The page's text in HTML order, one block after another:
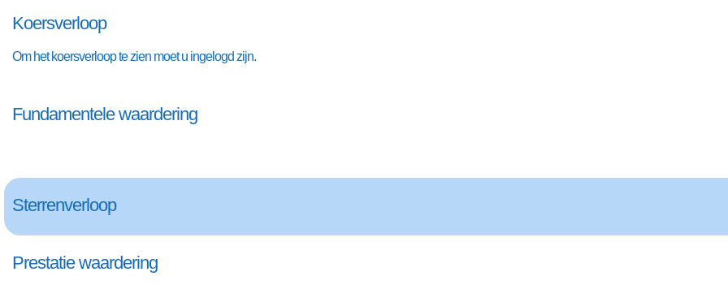
Koersverloop
Om het koersverloop te zien moet u ingelogd zijn.
Fundamentele waardering
Sterrenverloop
Prestatie waardering